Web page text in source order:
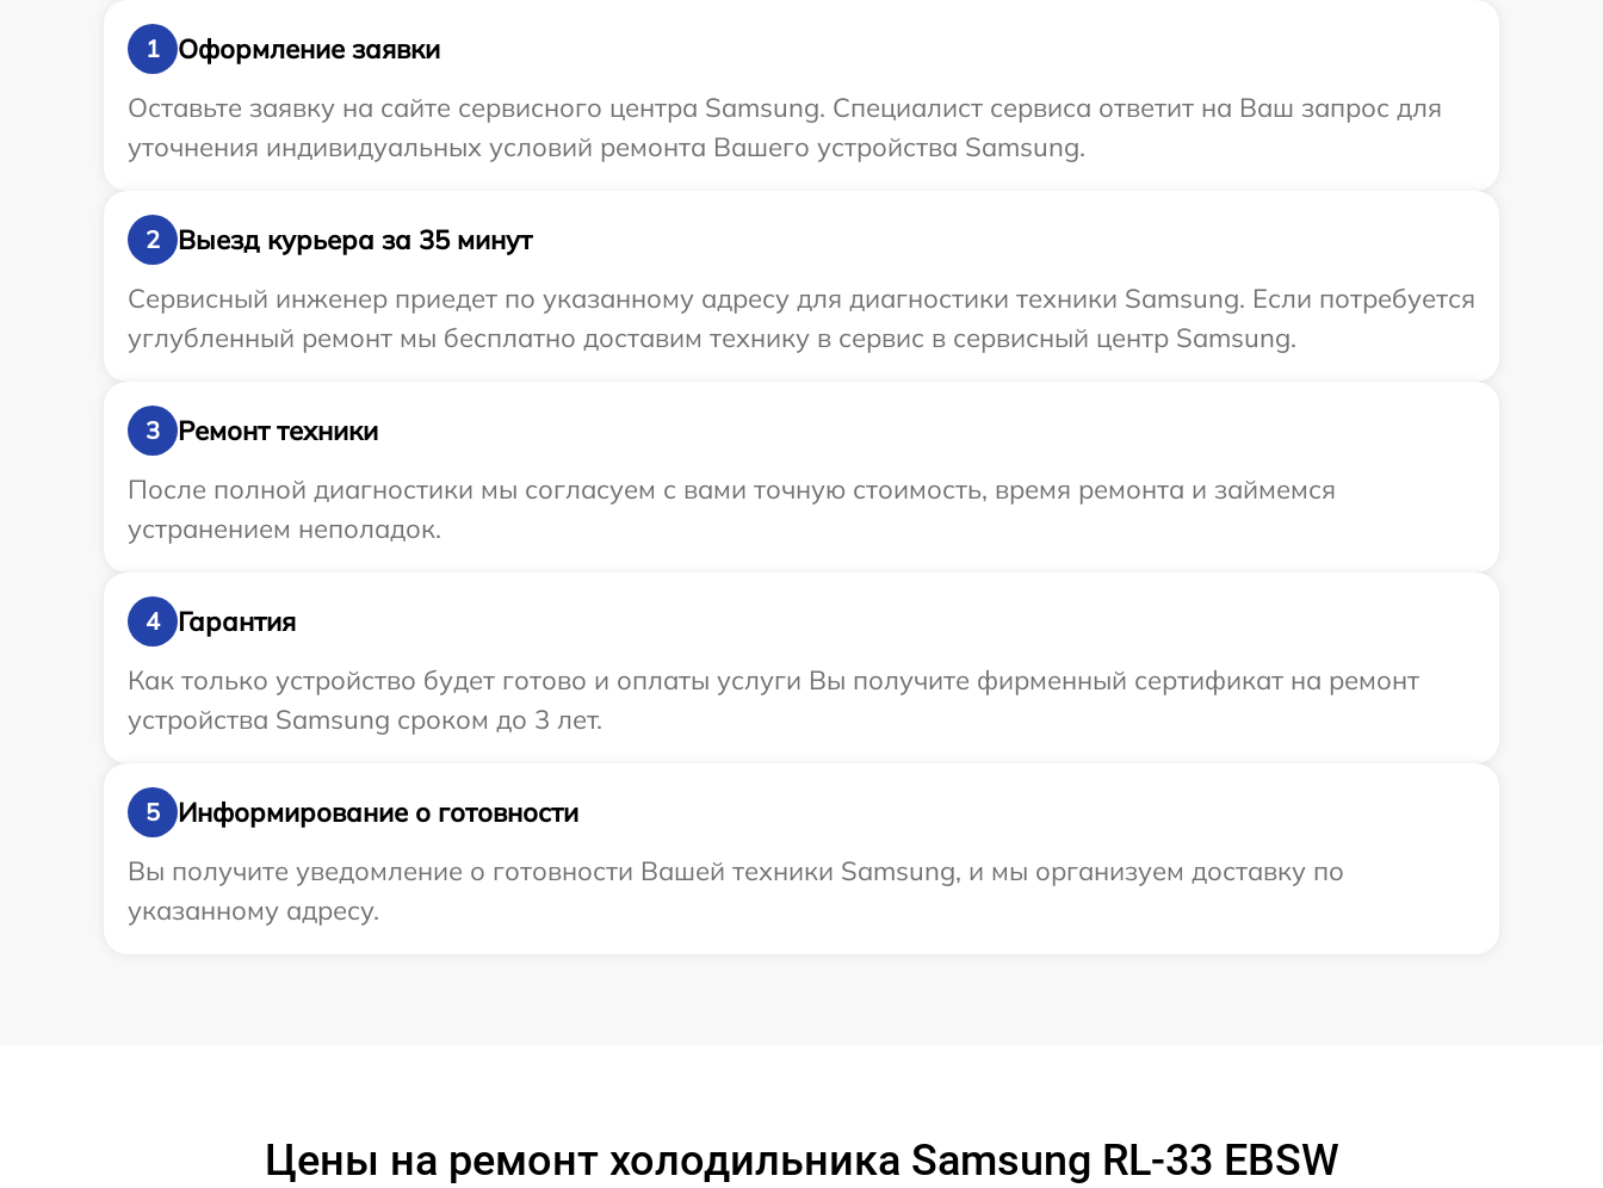
1
Оформление заявки
Оставьте заявку на сайте сервисного центра Samsung. Специалист сервиса ответит на Ваш запрос для
уточнения индивидуальных условий ремонта Вашего устройства Samsung.
2
Выезд курьера за 35 минут
Сервисный инженер приедет по указанному адресу для диагностики техники Samsung. Если потребуется
углубленный ремонт мы бесплатно доставим технику в сервис в сервисный центр Samsung.
3
Ремонт техники
После полной диагностики мы согласуем с вами точную стоимость, время ремонта и займемся
устранением неполадок.
4
Гарантия
Как только устройство будет готово и оплаты услуги Вы получите фирменный сертификат на ремонт
устройства Samsung сроком до 3 лет.
5
Информирование о готовности
Вы получите уведомление о готовности Вашей техники Samsung, и мы организуем доставку по
указанному адресу.
Цены на ремонт холодильника Samsung RL-33 EBSW